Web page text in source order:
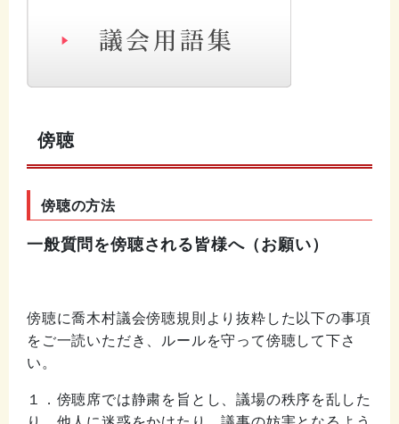
傍聴
傍聴の方法
一般質問を傍聴される皆様へ（お願い）
傍聴に喬木村議会傍聴規則より抜粋した以下の事項
をご一読いただき、ルールを守って傍聴して下さ
い。
１．傍聴席では静粛を旨とし、議場の秩序を乱した